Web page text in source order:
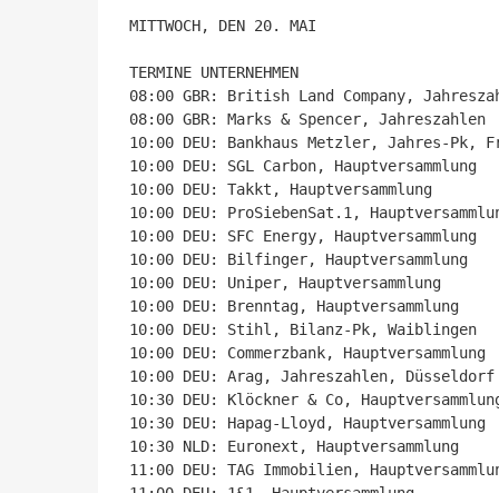
MITTWOCH, DEN 20. MAI
TERMINE UNTERNEHMEN
08:00 GBR: British Land Company,
08:00 GBR: Marks & Spencer, Jahreszahlen
10:00 DEU: Bankhaus Metzler, Jahres-Pk,
10:00 DEU: SGL Carbon, Hauptversammlung
10:00 DEU: Takkt, Hauptversammlung
10:00 DEU: ProSiebenSat.1,
10:00 DEU: SFC Energy, Hauptversammlung
10:00 DEU: Bilfinger, Hauptversammlung
10:00 DEU: Uniper, Hauptversammlung
10:00 DEU: Brenntag, Hauptversammlung
10:00 DEU: Stihl, Bilanz-Pk, Waiblingen
10:00 DEU: Commerzbank, Hauptversammlung
10:00 DEU: Arag, Jahreszahlen, Düsseldorf
10:30 DEU: Klöckner & Co,
10:30 DEU: Hapag-Lloyd, Hauptversammlung
10:30 NLD: Euronext, Hauptversammlung
11:00 DEU: TAG Immobilien,